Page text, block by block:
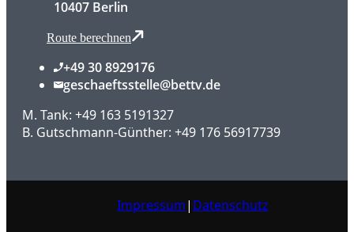
10407 Berlin
Route berechnen
+49 30 8929176
geschaeftsstelle@bettv.de
M. Tank: +49 163 5191327
B. Gutschmann-Günther: +49 176 56917739
Impressum| Datenschutz